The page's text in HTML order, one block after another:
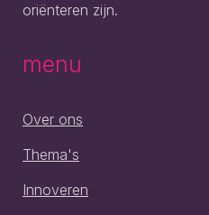
oriënteren zijn.
menu
Over ons
Thema's
Innoveren